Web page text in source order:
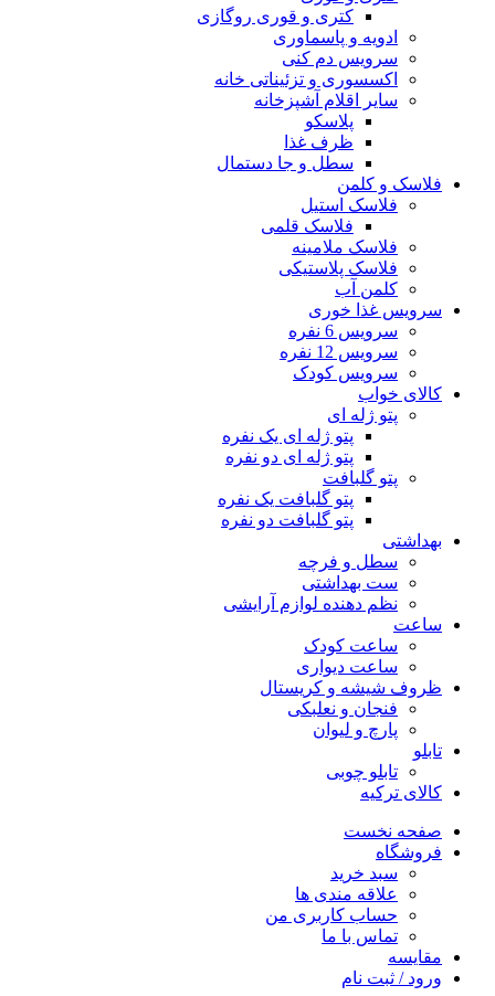
کتری و قوری روگازی
ادویه و پاسماوری
سرویس دم کنی
اکسسوری و تزئیناتی خانه
سایر اقلام آشپزخانه
پلاسکو
ظرف غذا
سطل و جا دستمال
فلاسک و کلمن
فلاسک استیل
فلاسک قلمی
فلاسک ملامینه
فلاسک پلاستیکی
کلمن آب
سرویس غذا خوری
سرویس 6 نفره
سرویس 12 نفره
سرویس کودک
کالای خواب
پتو ژله ای
پتو ژله ای یک نفره
پتو ژله ای دو نفره
پتو گلبافت
پتو گلبافت یک نفره
پتو گلبافت دو نفره
بهداشتی
سطل و فرچه
ست بهداشتی
نظم دهنده لوازم آرایشی
ساعت
ساعت کودک
ساعت دیواری
ظروف شیشه و کریستال
فنجان و نعلبکی
پارچ و لیوان
تابلو
تابلو چوبی
کالای ترکیه
صفحه نخست
فروشگاه
سبد خرید
علاقه مندی ها
حساب کاربری من
تماس با ما
مقایسه
ورود / ثبت نام